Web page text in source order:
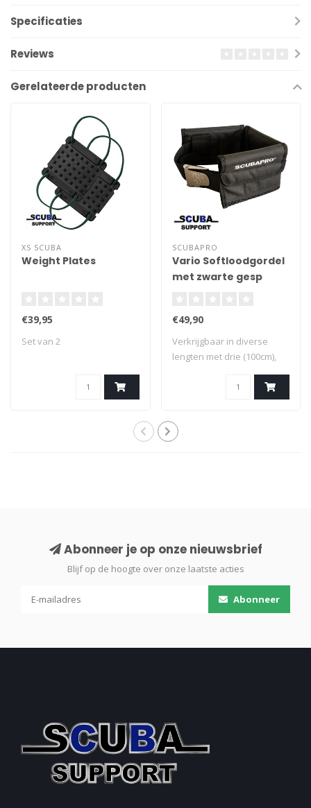
Specificaties
Reviews
Gerelateerde producten
XS SCUBA
Weight Plates
€39,95
Set van 2
SCUBAPRO
Vario Softloodgordel
met zwarte gesp
€49,90
Verkrijgbaar in diverse
lengten met drie (100cm),
Abonneer je op onze nieuwsbrief
Blijf op de hoogte over onze laatste acties
Abonneer